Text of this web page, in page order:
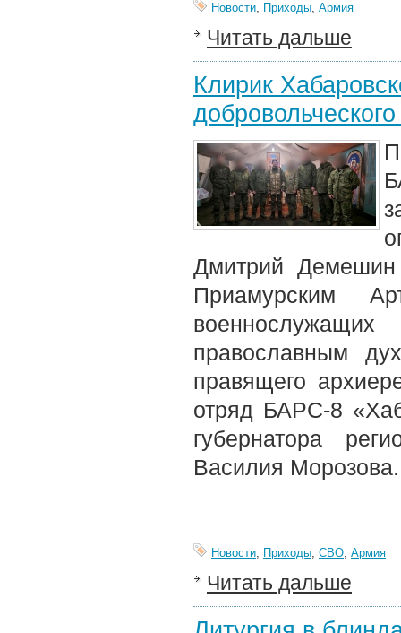
Новости, Приходы, Армия
Читать дальше
Клирик
Дмитрий Демешин
Приамурским
православным
правящего
отряд БАРС-8
губернатора
Василия Морозова.
Новости, Приходы, СВО, Армия
Читать дальше